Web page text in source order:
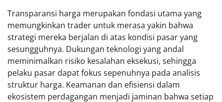
Transparansi harga merupakan fondasi utama yang
memungkinkan trader untuk merasa yakin bahwa
strategi mereka berjalan di atas kondisi pasar yang
sesungguhnya. Dukungan teknologi yang andal
meminimalkan risiko kesalahan eksekusi, sehingga
pelaku pasar dapat fokus sepenuhnya pada analisis
struktur harga. Keamanan dan efisiensi dalam
ekosistem perdagangan menjadi jaminan bahwa setiap